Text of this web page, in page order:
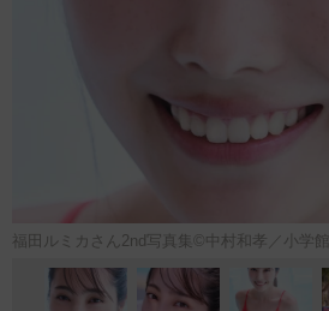
福田ルミカさん2nd写真集©中村和孝／小学館